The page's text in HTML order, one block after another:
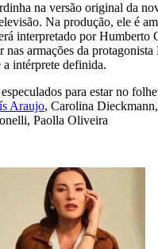
na versão original da
Na produção, ele é
interpretado por Humberto
nas armações da
a intérprete definida.
para estar no
Araujo, Carolina
Paolla Oliveira